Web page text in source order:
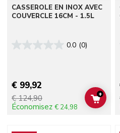
CASSEROLE EN INOX AVEC
COUVERCLE 16CM - 1.5L
0.0 (0)
€ 99,92
€ 124,90
Économisez € 24,98
ADD
+